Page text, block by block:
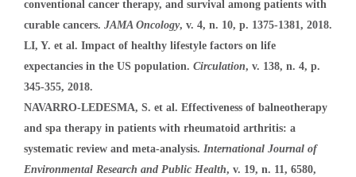
conventional cancer therapy, and survival among patients with
curable cancers. JAMA Oncology, v. 4, n. 10, p. 1375-1381, 2018.
LI, Y. et al. Impact of healthy lifestyle factors on life
expectancies in the US population. Circulation, v. 138, n. 4, p.
345-355, 2018.
NAVARRO-LEDESMA, S. et al. Effectiveness of balneotherapy
and spa therapy in patients with rheumatoid arthritis: a
systematic review and meta-analysis. International Journal of
Environmental Research and Public Health, v. 19, n. 11, 6580,